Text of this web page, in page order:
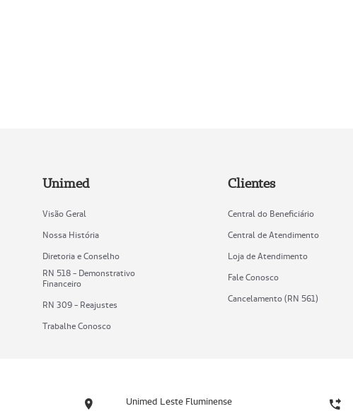
Unimed
Visão Geral
Nossa História
Diretoria e Conselho
RN 518 - Demonstrativo
Financeiro
RN 309 - Reajustes
Trabalhe Conosco
Clientes
Central do Beneficiário
Central de Atendimento
Loja de Atendimento
Fale Conosco
Cancelamento (RN 561)
Unimed Leste Fluminense